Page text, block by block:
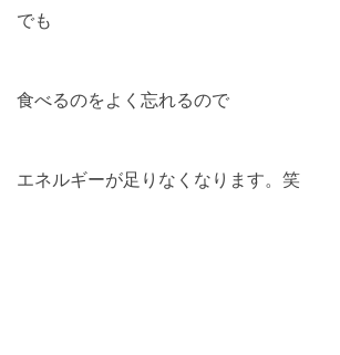
でも
食べるのをよく忘れるので
エネルギーが足りなくなります。笑